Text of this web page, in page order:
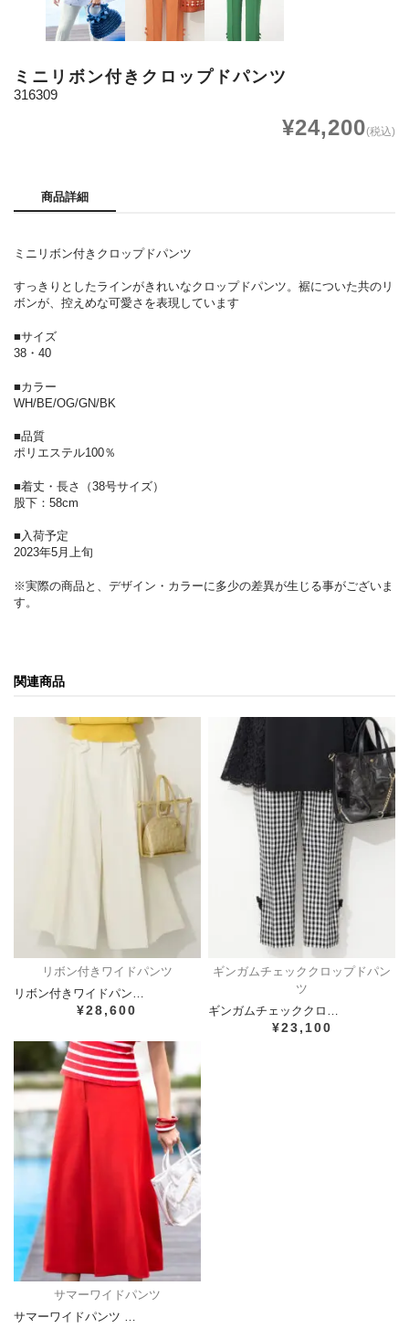
ミニリボン付きクロップドパンツ
316309
¥24,200(税込)
商品詳細
ミニリボン付きクロップドパンツ
すっきりとしたラインがきれいなクロップドパンツ。裾についた共のリ
ボンが、控えめな可愛さを表現しています
■サイズ
38・40
■カラー
WH/BE/OG/GN/BK
■品質
ポリエステル100％
■着丈・長さ（38号サイズ）
股下：58cm
■入荷予定
2023年5月上旬
※実際の商品と、デザイン・カラーに多少の差異が生じる事がございま
す。
関連商品
リボン付きワイドパンツ
リボン付きワイドパン…
¥28,600
ギンガムチェッククロップドパン
ツ
ギンガムチェッククロ…
¥23,100
サマーワイドパンツ
サマーワイドパンツ …